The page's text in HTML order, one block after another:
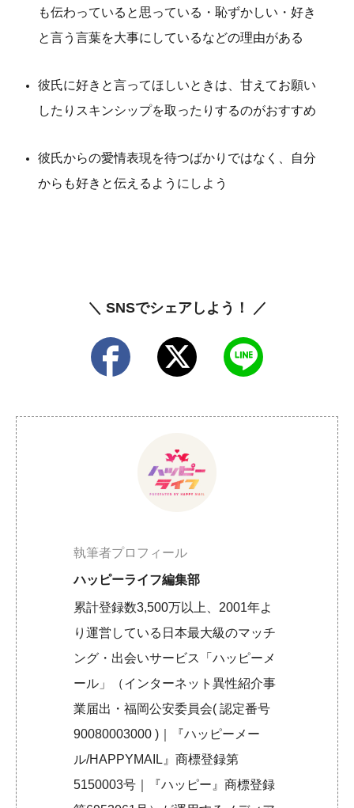
も伝わっていると思っている・恥ずかしい・好き
と言う言葉を大事にしているなどの理由がある
彼氏に好きと言ってほしいときは、甘えてお願い
したりスキンシップを取ったりするのがおすすめ
彼氏からの愛情表現を待つばかりではなく、自分
からも好きと伝えるようにしよう
＼ SNSでシェアしよう！ ／
執筆者プロフィール
ハッピーライフ編集部
累計登録数3,500万以上、2001年よ
り運営している日本最大級のマッチ
ング・出会いサービス「ハッピーメ
ール」（インターネット異性紹介事
業届出・福岡公安委員会( 認定番号
90080003000 )｜『ハッピーメー
ル/HAPPYMAIL』商標登録第
5150003号｜『ハッピー』商標登録